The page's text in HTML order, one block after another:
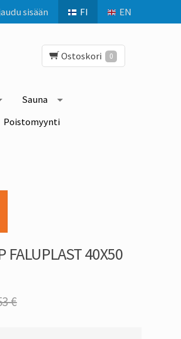
FI EN
sisään
Ostoskori 0
Sauna
Poistomyynti
FALUPLAST 40X50
€